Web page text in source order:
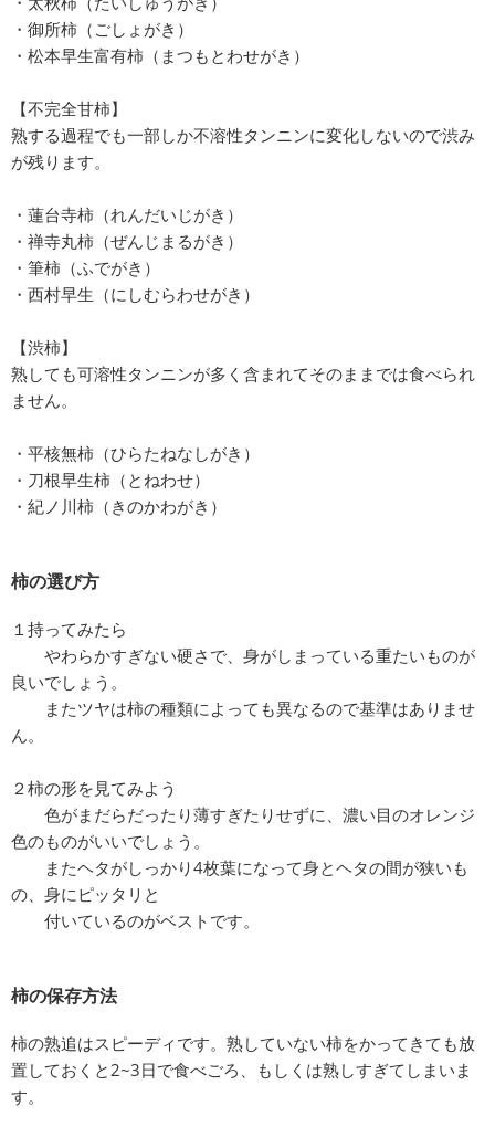
・御所柿（ごしょがき）
・松本早生富有柿（まつもとわせがき）
【不完全甘柿】
熟する過程でも一部しか不溶性タンニンに変化しないので渋み
が残ります。
・蓮台寺柿（れんだいじがき）
・禅寺丸柿（ぜんじまるがき）
・筆柿（ふでがき）
・西村早生（にしむらわせがき）
【渋柿】
熟しても可溶性タンニンが多く含まれてそのままでは食べられ
ません。
・平核無柿（ひらたねなしがき）
・刀根早生柿（とねわせ）
・紀ノ川柿（きのかわがき）
柿の選び方
１持ってみたら
やわらかすぎない硬さで、身がしまっている重たいものが
良いでしょう。
またツヤは柿の種類によっても異なるので基準はありませ
ん。
２柿の形を見てみよう
色がまだらだったり薄すぎたりせずに、濃い目のオレンジ
色のものがいいでしょう。
またヘタがしっかり4枚葉になって身とヘタの間が狭いも
の、身にピッタリと
付いているのがベストです。
柿の保存方法
柿の熟追はスピーディです。熟していない柿をかってきても放
置しておくと2~3日で食べごろ、もしくは熟しすぎてしまいま
す。